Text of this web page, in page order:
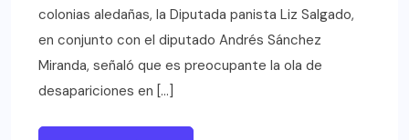
colonias aledañas, la Diputada panista Liz Salgado,
en conjunto con el diputado Andrés Sánchez
Miranda, señaló que es preocupante la ola de
desapariciones en […]